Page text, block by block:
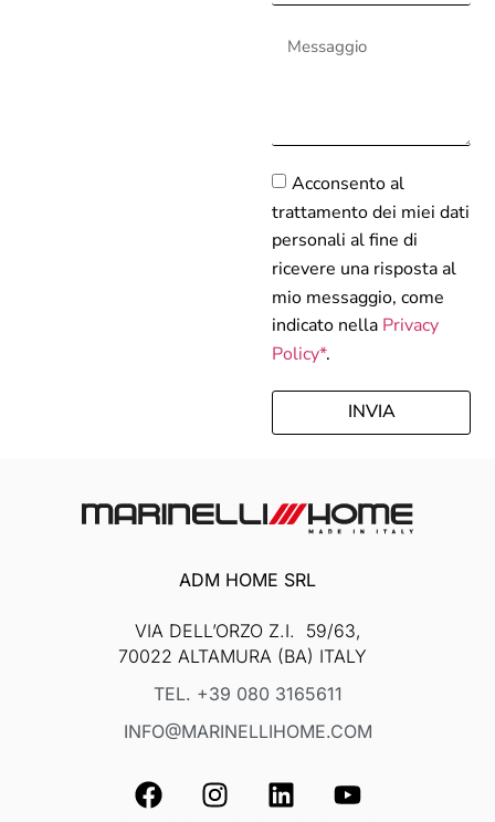
Acconsento al
trattamento dei miei dati
personali al fine di
ricevere una risposta al
mio messaggio, come
indicato nella Privacy
Policy*.
INVIA
ADM HOME SRL
VIA DELL’ORZO Z.I. 59/63,
70022 ALTAMURA (BA) ITALY
TEL. +39 080 3165611
INFO@MARINELLIHOME.COM